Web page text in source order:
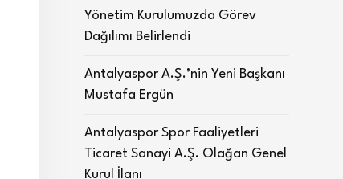
Yönetim Kurulumuzda Görev
Dağılımı Belirlendi
Antalyaspor A.Ş.’nin Yeni Başkanı
Mustafa Ergün
Antalyaspor Spor Faaliyetleri
Ticaret Sanayi A.Ş. Olağan Genel
Kurul İlanı